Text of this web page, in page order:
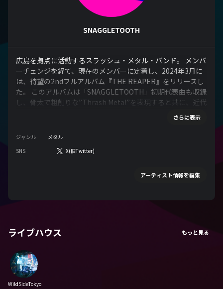
SNAGGLETOOTH
広島を拠点に活動するスラッシュ・メタル・バンド。 メンバ
ーチェンジを経て、現在のメンバーに定着し、2024年3月に
は、待望の2ndフルアルバム『THE REAPER』をリリースし
た。 このアルバムは「SNAGGLETOOTH」初期代表曲も収録
し、骨太で粗削りな”Thrash Metal”を表現すると共に、近代
のスタイルでもある”Melodic Power Metal”とも言える要素
が組み込まれ、まさに「SNAGGLETOOTH」の全てが収録さ
れたアルバムといえるだろう。 SNAGGLETOOTH 2nd
https://diskunion.net/portal/ct/list/0/80556331
さらに表示
ジャンル
メタル
SNS
X(旧Twitter)
アーティスト情報を編集
ライブハウス
WildSideTokyo